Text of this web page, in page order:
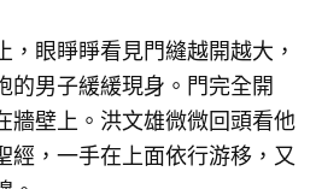
眼睜睜看見門縫越開越大，
的男子緩緩現身。門完全開
牆壁上。洪文雄微微回頭看他
經，一手在上面依行游移，又